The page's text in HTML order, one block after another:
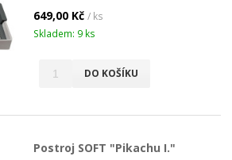
649,00 Kč / ks
Skladem: 9 ks
DO KOŠÍKU
Postroj SOFT "Pikachu I."